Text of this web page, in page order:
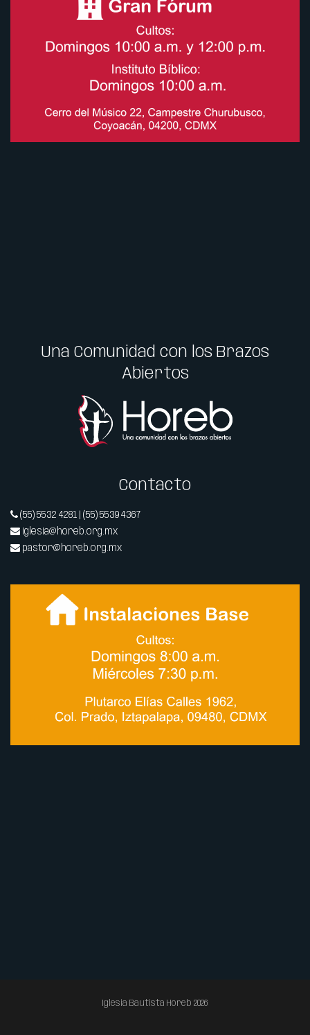
Una Comunidad con los Brazos
Abiertos
Contacto
(55) 5532 4281 | (55) 5539 4367
iglesia@horeb.org.mx
pastor@horeb.org.mx
Iglesia Bautista Horeb 2026